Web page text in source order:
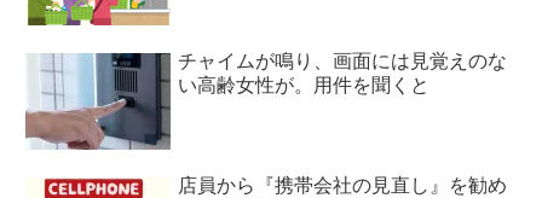
チャイムが鳴り、画面には見覚えのな
い高齢女性が。用件を聞くと
店員から『携帯会社の見直し』を勧め